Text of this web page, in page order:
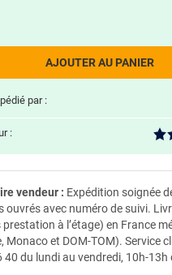
AJOUTER AU PANIER
par :
:
vendeur : Expédition soignée
ouvrés avec numéro de suivi.
à l’étage) en France
Monaco et DOM-TOM). Service
40 du lundi au vendredi, 10h-13h